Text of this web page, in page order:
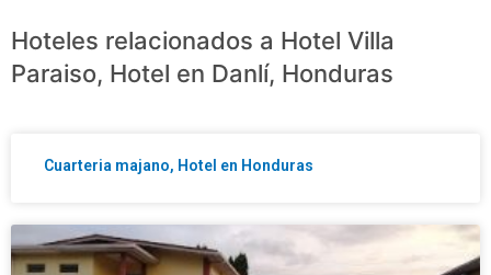
Hoteles relacionados a Hotel Villa
Paraiso, Hotel en Danlí, Honduras
Cuarteria majano, Hotel en Honduras